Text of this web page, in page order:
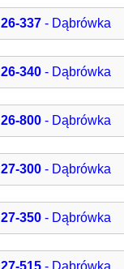
26-337- Dąbrówka
26-340- Dąbrówka
26-800- Dąbrówka
27-300- Dąbrówka
27-350- Dąbrówka